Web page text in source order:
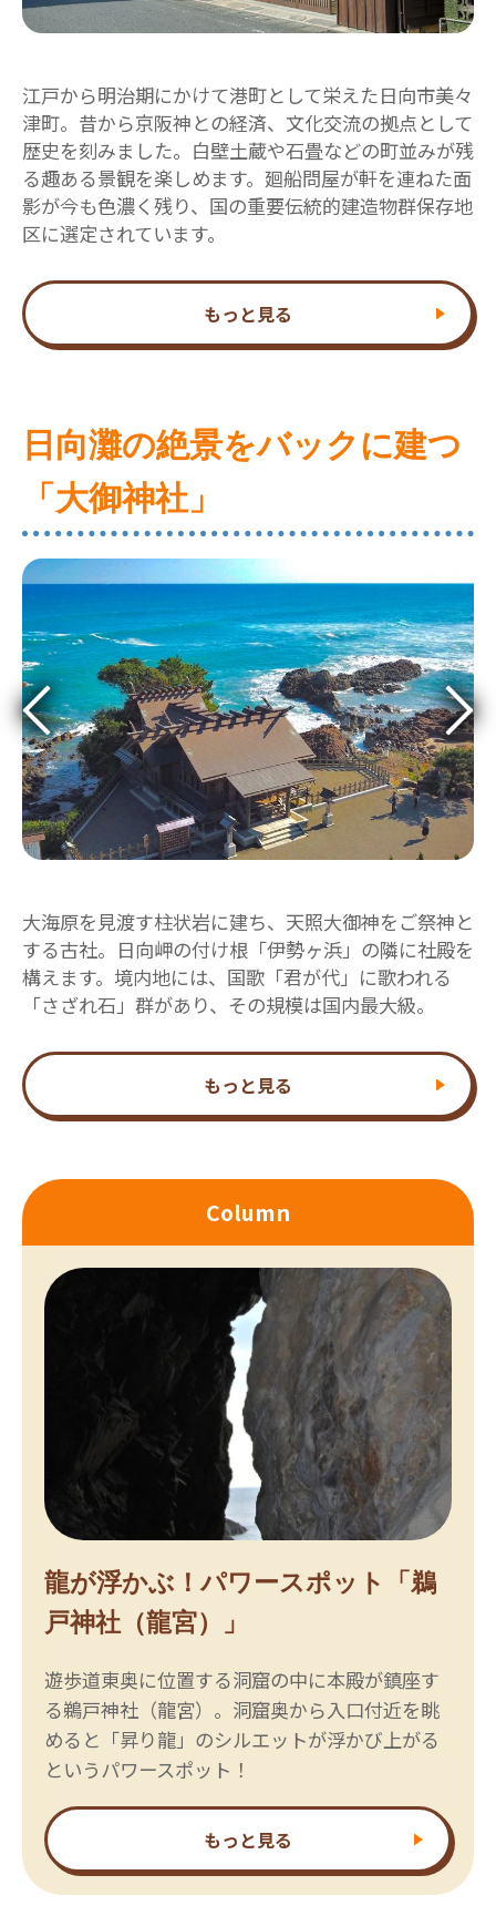
江戸から明治期にかけて港町として栄えた日向市美々
津町。昔から京阪神との経済、文化交流の拠点として
歴史を刻みました。白壁土蔵や石畳などの町並みが残
る趣ある景観を楽しめます。廻船問屋が軒を連ねた面
影が今も色濃く残り、国の重要伝統的建造物群保存地
区に選定されています。
もっと見る
日向灘の絶景をバックに建つ
「大御神社」
大海原を見渡す柱状岩に建ち、天照大御神をご祭神と
する古社。日向岬の付け根「伊勢ヶ浜」の隣に社殿を
構えます。境内地には、国歌「君が代」に歌われる
「さざれ石」群があり、その規模は国内最大級。
もっと見る
Column
龍が浮かぶ！パワースポット「鵜
戸神社（龍宮）」
遊歩道東奥に位置する洞窟の中に本殿が鎮座す
る鵜戸神社（龍宮）。洞窟奥から入口付近を眺
めると「昇り龍」のシルエットが浮かび上がる
というパワースポット！
もっと見る